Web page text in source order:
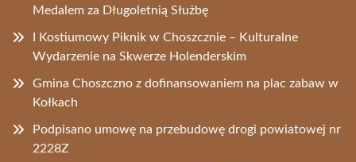
Medalem za Długoletnią Służbę
I Kostiumowy Piknik w Choszcznie – Kulturalne
Wydarzenie na Skwerze Holenderskim
Gmina Choszczno z dofinansowaniem na plac zabaw w
Kołkach
Podpisano umowę na przebudowę drogi powiatowej nr
2228Z